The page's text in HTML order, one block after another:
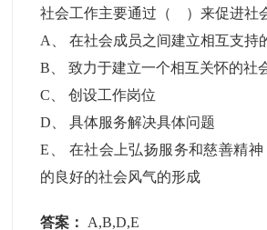
社会工作主要通过（ ）来促进社
A
、在社会成员之间建立相互支持
B 、致力于建立一个相互关怀的社
C 、创设工作岗位
D 、具体服务解决具体问题
E
在社会上弘扬服务和慈善精
的良好的社会风气的形成
答案： A,B,D,E